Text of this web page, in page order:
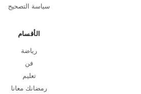
سياسة التصحيح
الأقسام
رياضة
فن
تعليم
رمضانك معانا